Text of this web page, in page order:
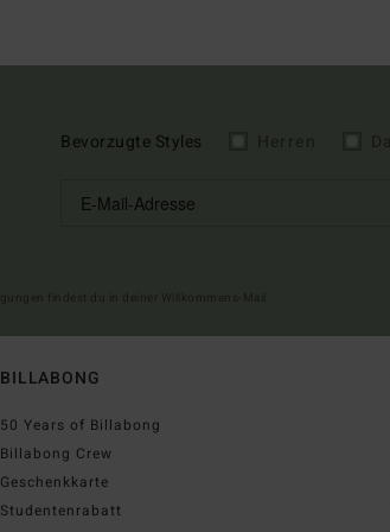
Bevorzugte Styles
BILLABONG
50 Years of Billabong
Billabong Crew
Geschenkkarte
Studentenrabatt